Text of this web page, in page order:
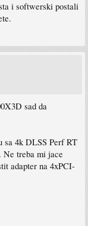
i softwerski postali
sad da
sa 4k DLSS Perf RT
Ne treba mi jace
adapter na 4xPCI-